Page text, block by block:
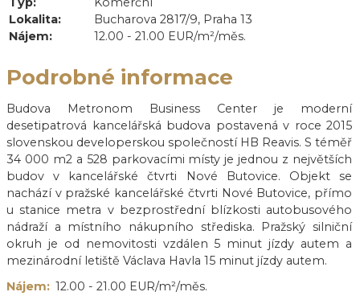
Lokalita:
Bucharova 2817/9, Praha 13
Nájem:
12.00 - 21.00 EUR/m²/měs.
Podrobné informace
Budova Metronom Business Center je moderní
desetipatrová kancelářská budova postavená v roce 2015
slovenskou developerskou společností HB Reavis. S téměř
34 000 m2 a 528 parkovacími místy je jednou z největších
budov v kancelářské čtvrti Nové Butovice. Objekt se
nachází v pražské kancelářské čtvrti Nové Butovice, přímo
u stanice metra v bezprostřední blízkosti autobusového
nádraží a místního nákupního střediska. Pražský silniční
okruh je od nemovitosti vzdálen 5 minut jízdy autem a
mezinárodní letiště Václava Havla 15 minut jízdy autem.
Nájem: 12.00 - 21.00 EUR/m²/měs.